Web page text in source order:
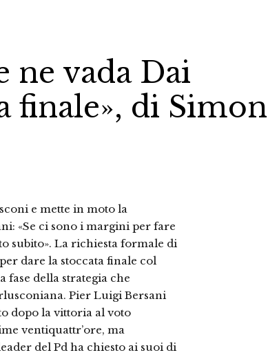
ne vada Dai
finale», di
e mette in moto la
«Se ci sono i margini per fare
subito». La richiesta formale di
dare la stoccata finale col
fase della strategia che
Pier Luigi Bersani
dopo la vittoria al voto
ventiquattr’ore, ma
del Pd ha chiesto ai suoi di